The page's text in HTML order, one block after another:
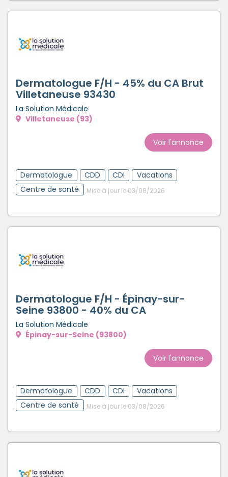
Dermatologue F/H - 45% du CA Brut
Villetaneuse 93430
La Solution Médicale
Villetaneuse (93)
Voir l'annonce
Dermatologue CDD CDI
Vacations
Centre de santé
Mise à jour le 03/08/2026
Dermatologue F/H - Épinay-sur-
Seine 93800 - 40% du CA
La Solution Médicale
Épinay-sur-Seine (93800)
Voir l'annonce
Dermatologue CDD CDI
Vacations
Centre de santé
Mise à jour le 03/08/2026